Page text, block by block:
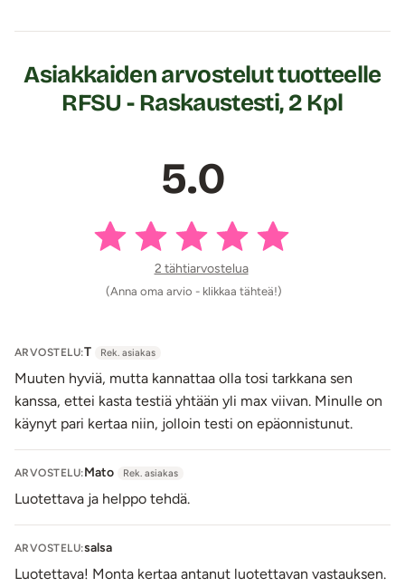
Asiakkaiden arvostelut tuotteelle
RFSU - Raskaustesti, 2 Kpl
5.0
2 tähtiarvostelua
(Anna oma arvio - klikkaa tähteä!)
ARVOSTELU:T Rek. asiakas
Muuten hyviä, mutta kannattaa olla tosi tarkkana sen
kanssa, ettei kasta testiä yhtään yli max viivan. Minulle on
käynyt pari kertaa niin, jolloin testi on epäonnistunut.
ARVOSTELU:Mato Rek. asiakas
Luotettava ja helppo tehdä.
ARVOSTELU:salsa
Luotettava! Monta kertaa antanut luotettavan vastauksen.